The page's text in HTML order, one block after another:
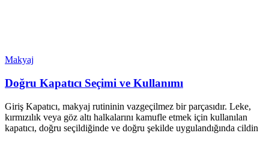
Makyaj
Doğru Kapatıcı Seçimi ve Kullanımı
Giriş Kapatıcı, makyaj rutininin vazgeçilmez bir parçasıdır. Leke,
kırmızılık veya göz altı halkalarını kamufle etmek için kullanılan
kapatıcı, doğru seçildiğinde ve doğru şekilde uygulandığında cildin